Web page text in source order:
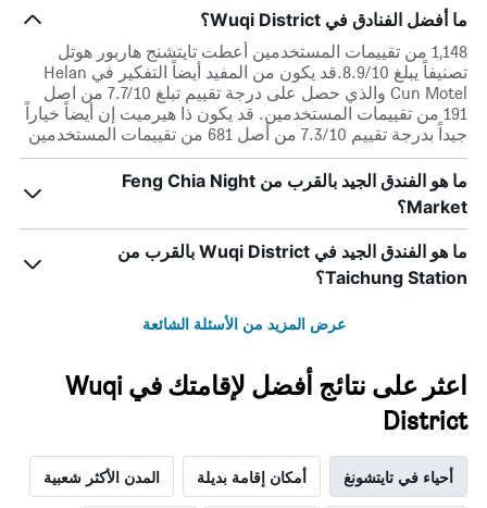
ما أفضل الفنادق في Wuqi District؟
1,148 من تقييمات المستخدمين أعطت تايتشنج هاربور هوتل
تصنيفاً يبلغ 8.9/10.قد يكون من المفيد أيضاً التفكير في Helan
Cun Motel والذي حصل على درجة تقييم تبلغ 7.7/10 من اصل
191 من تقييمات المستخدمين. قد يكون ذا هيرميت إن أيضاً خياراً
جيداً بدرجة تقييم 7.3/10 من أصل 681 من تقييمات المستخدمين
ما هو الفندق الجيد بالقرب من Feng Chia Night
Market؟
ما هو الفندق الجيد في Wuqi District بالقرب من
Taichung Station؟
عرض المزيد من الأسئلة الشائعة
اعثر على نتائج أفضل لإقامتك في Wuqi
District
أحياء في تايتشونغ أمكان إقامة بديلة المدن الأكثر شعبية